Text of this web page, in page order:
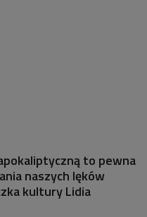
to pewna
naszych lęków
kultury Lidia